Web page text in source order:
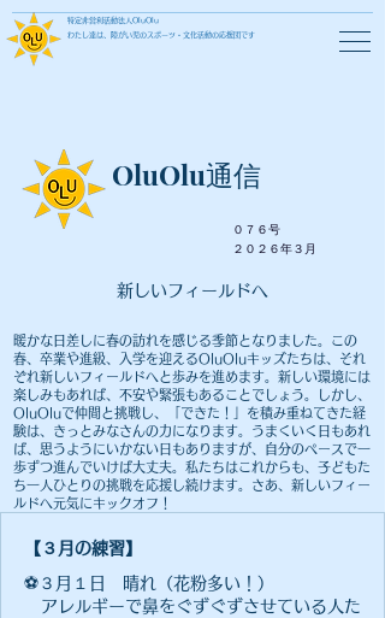
特定非営利活動法人OluOlu
わたし達は、障がい児のスポーツ・文化活動の応援団です
OluOlu通信
０７６号
​２０２６年３月
​新しいフィールドへ
暖かな日差しに春の訪れを感じる季節となりました。この
春、卒業や進級、入学を迎えるOluOluキッズたちは、それ
ぞれ新しいフィールドへと歩みを進めます。新しい環境には
楽しみもあれば、不安や緊張もあることでしょう。しかし、
OluOluで仲間と挑戦し、「できた！」を積み重ねてきた経
験は、きっとみなさんの力になります。うまくいく日もあれ
ば、思うようにいかない日もありますが、自分のペースで一
歩ずつ進んでいけば大丈夫。私たちはこれからも、子どもた
ち一人ひとりの挑戦を応援し続けます。さあ、新しいフィー
ルドへ元気にキックオフ！
【３月の練習】
⚽️３月１日 晴れ（花粉多い！）
アレルギーで鼻をぐずぐずさせている人た